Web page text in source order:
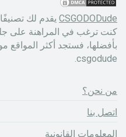
CSGODODude
كنت ترغب في المراهنة على
بأفضلها، فستجد أكثر
csgodude.
من نحن؟
اتصل بنا
المعلومات القانونية